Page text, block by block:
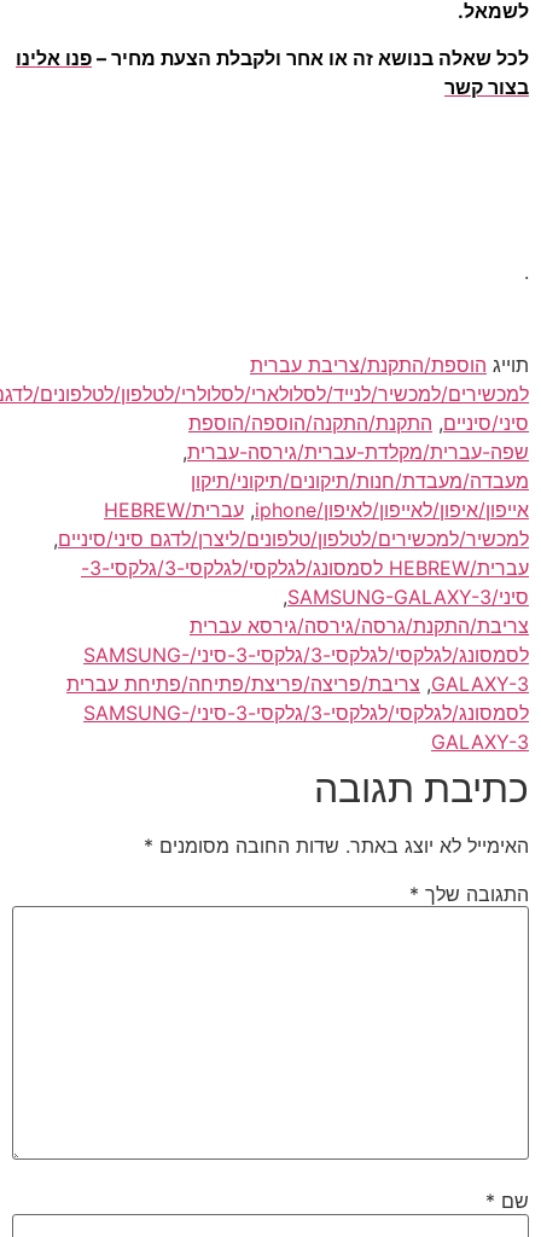
לשמאל.
לכל שאלה בנושא זה או אחר ולקבלת הצעת מחיר –פנו אלינו
בצור קשר
תוייגהוספת/התקנת/צריבת עברית
למכשירים/למכשיר/לנייד/לסלולארי/לסלולרי/לטלפון/לטלפונים/לדגם
סיני/סיניים,התקנת/התקנה/הוספה/הוספת
שפה-עברית/מקלדת-עברית/גירסה-עברית,
מעבדה/מעבדת/חנות/תיקונים/תיקוני/תיקון
אייפון/איפון/לאייפון/לאיפון/iphone
,
עברית/HEBREW
למכשיר/למכשירים/לטלפון/טלפונים/ליצרן/לדגם סיני/סיניים,
עברית/HEBREW לסמסונג/לגלקסי/לגלקסי-3/גלקסי-3-
סיני/SAMSUNG-GALAXY-3
,
צריבת/התקנת/גרסה/גירסה/גירסא עברית
לסמסונג/לגלקסי/לגלקסי-3/גלקסי-3-סיני/SAMSUNG-
GALAXY-3
,צריבת/פריצה/פריצת/פתיחה/פתיחת עברית
לסמסונג/לגלקסי/לגלקסי-3/גלקסי-3-סיני/SAMSUNG-
GALAXY-3
כתיבת תגובה
האימייל לא יוצג באתר. שדות החובה מסומנים*
התגובה שלך*
שם*